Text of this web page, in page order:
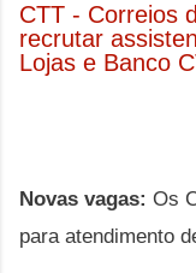
CTT - Correios
recrutar
Lojas e Banco
Novas vagas: Os
para atendimento